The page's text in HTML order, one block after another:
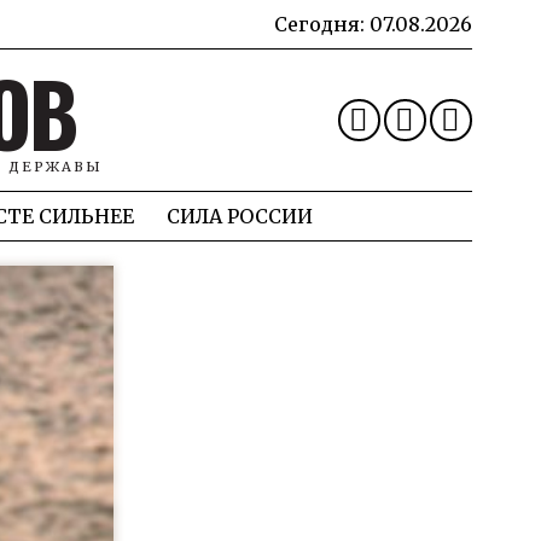
Сегодня: 07.08.2026
ДЕРЖАВЫ
СИЛЬНЕЕ СИЛА РОССИИ